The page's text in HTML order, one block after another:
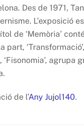
Des de 1971,
L’exposició
de ‘Memòria’
part,
de l’Any Jujol140.